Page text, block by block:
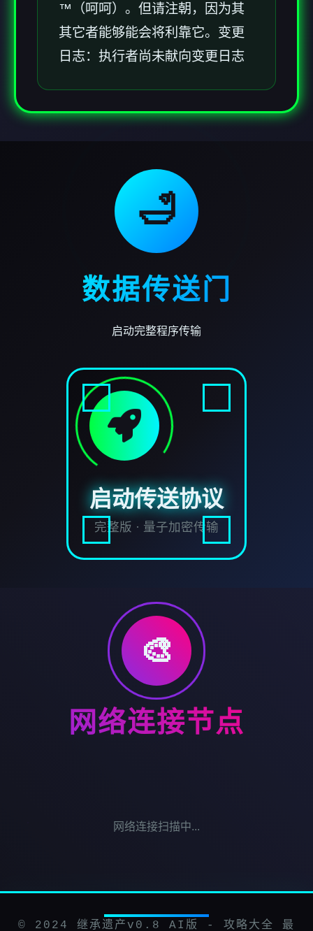
™（呵呵）。但请注朝，因为其
其它者能够能会将利靠它。变更
日志：执行者尚未献向变更日志
🛁
数据传送门
启动完整程序传输
启动传送协议
完整版 · 量子加密传输
🎨
网络连接节点
网络连接扫描中...
© 2024 继承遗产v0.8 AI版 - 攻略大全 最